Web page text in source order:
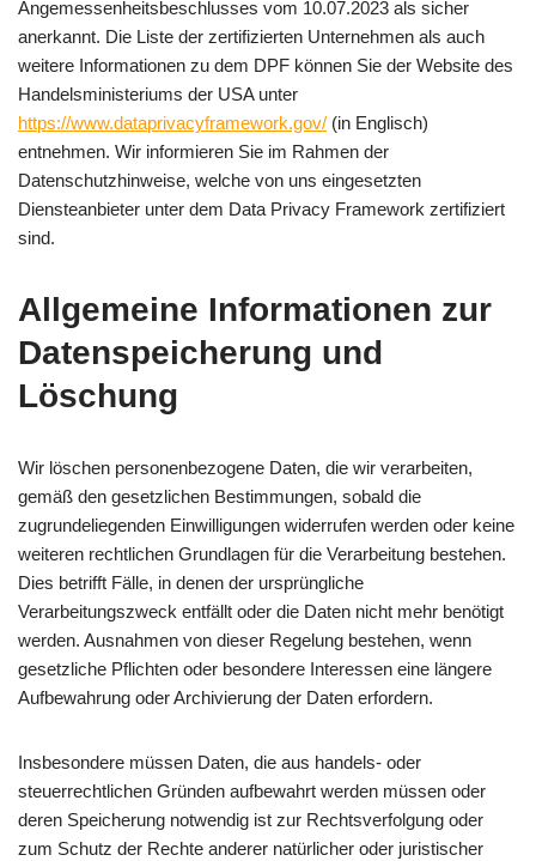
Angemessenheitsbeschlusses vom 10.07.2023 als sicher
anerkannt. Die Liste der zertifizierten Unternehmen als auch
weitere Informationen zu dem DPF können Sie der Website des
Handelsministeriums der USA unter
https://www.dataprivacyframework.gov/ (in Englisch)
entnehmen. Wir informieren Sie im Rahmen der
Datenschutzhinweise, welche von uns eingesetzten
Diensteanbieter unter dem Data Privacy Framework zertifiziert
sind.
Allgemeine Informationen zur
Datenspeicherung und
Löschung
Wir löschen personenbezogene Daten, die wir verarbeiten,
gemäß den gesetzlichen Bestimmungen, sobald die
zugrundeliegenden Einwilligungen widerrufen werden oder keine
weiteren rechtlichen Grundlagen für die Verarbeitung bestehen.
Dies betrifft Fälle, in denen der ursprüngliche
Verarbeitungszweck entfällt oder die Daten nicht mehr benötigt
werden. Ausnahmen von dieser Regelung bestehen, wenn
gesetzliche Pflichten oder besondere Interessen eine längere
Aufbewahrung oder Archivierung der Daten erfordern.
Insbesondere müssen Daten, die aus handels- oder
steuerrechtlichen Gründen aufbewahrt werden müssen oder
deren Speicherung notwendig ist zur Rechtsverfolgung oder
zum Schutz der Rechte anderer natürlicher oder juristischer